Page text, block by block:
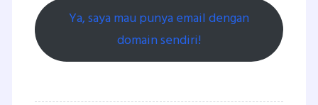
Ya, saya mau punya email dengan
domain sendiri!